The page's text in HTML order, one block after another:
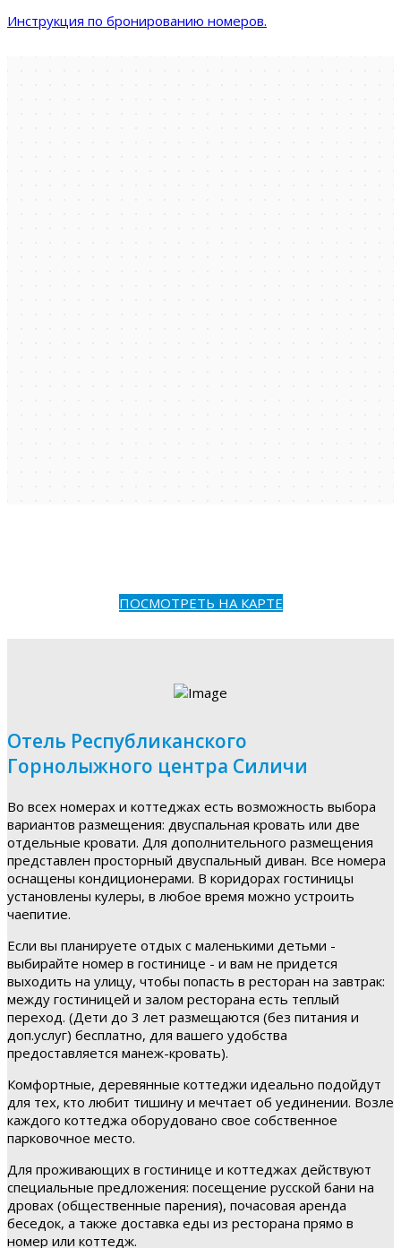
Инструкция по бронированию номеров.
ПОСМОТРЕТЬ НА КАРТЕ
Отель Республиканского
Горнолыжного центра Силичи
Во всех номерах и коттеджах есть возможность выбора
вариантов размещения: двуспальная кровать или две
отдельные кровати. Для дополнительного размещения
представлен просторный двуспальный диван. Все номера
оснащены кондиционерами. В коридорах гостиницы
установлены кулеры, в любое время можно устроить
чаепитие.
Если вы планируете отдых с маленькими детьми -
выбирайте номер в гостинице - и вам не придется
выходить на улицу, чтобы попасть в ресторан на завтрак:
между гостиницей и залом ресторана есть теплый
переход. (Дети до 3 лет размещаются (без питания и
доп.услуг) бесплатно, для вашего удобства
предоставляется манеж-кровать).
Комфортные, деревянные коттеджи идеально подойдут
для тех, кто любит тишину и мечтает об уединении. Возле
каждого коттеджа оборудовано свое собственное
парковочное место.
Для проживающих в гостинице и коттеджах действуют
специальные предложения: посещение русской бани на
дровах (общественные парения), почасовая аренда
беседок, а также доставка еды из ресторана прямо в
номер или коттедж.